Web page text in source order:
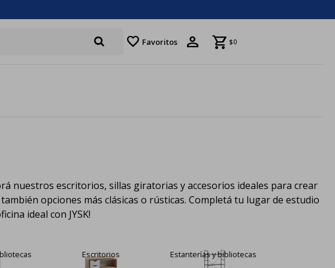
favorite Favoritos $0
nuestros escritorios, sillas giratorias y accesorios ideales para crear
opciones más clásicas o rústicas. Completá tu lugar de estudio
ideal con JYSK!
Escritorios Estanterías y bibliotecas